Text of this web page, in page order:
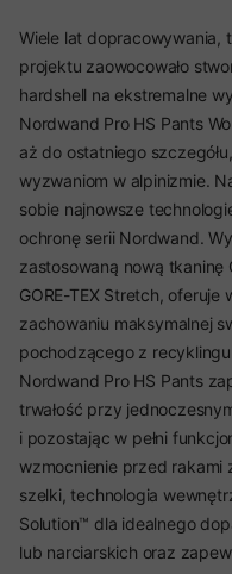
Wiele lat dopracowywania,
projektu zaowocowało
hardshell na ekstremalne
Nordwand Pro HS Pants
aż do ostatniego
wyzwaniom w alpinizmie.
sobie najnowsze
ochronę serii Nordwand.
zastosowaną nową tkaninę
GORE-TEX Stretch,
zachowaniu maksymalnej
pochodzącego z
Nordwand Pro HS Pants
trwałość przy
i pozostając w pełni
wzmocnienie przed rakami
szelki, technologia
Solution™ dla idealnego
lub narciarskich oraz